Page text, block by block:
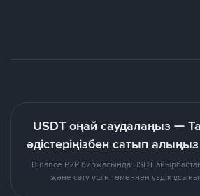
USDT оңай саудалаңыз —
әдістеріңізбен сатып
Binance P2P биржасында USDT
және сату үшін төменнен үздік